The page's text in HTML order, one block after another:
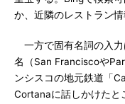
か、近隣のレストラン
一方で固有名詞の入力
名（San Franciscoや
ンシスコの地元鉄道「
Cortanaに話しかけたと